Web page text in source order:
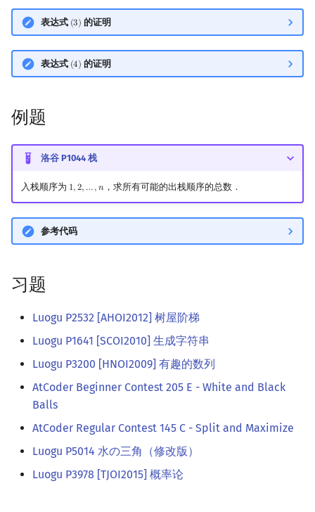
表达式 (3)
(3) 的证明
表达式 (4)
(4) 的证明
例题
洛谷 P1044 栈
入栈顺序为 1,2, …,𝑛
1,2,…,n ，求所有可能的出栈顺序的总数．
参考代码
习题
Luogu P2532 [AHOI2012] 树屋阶梯
Luogu P1641 [SCOI2010] 生成字符串
Luogu P3200 [HNOI2009] 有趣的数列
AtCoder Beginner Contest 205 E - White and Black
Balls
AtCoder Regular Contest 145 C - Split and Maximize
Luogu P5014 水の三角（修改版）
Luogu P3978 [TJOI2015] 概率论